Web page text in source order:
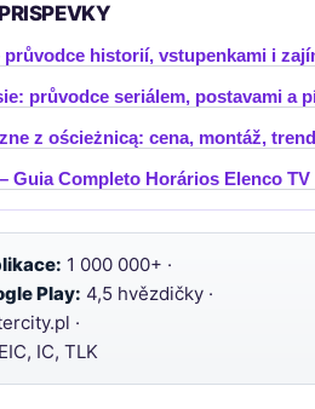
průvodce historií, vstupenkami i
průvodce seriálem, postavami a
z ościeżnicą: cena, montáž,
Guia Completo Horários Elenco TV
1 000 000+ ·
Play: 4,5 hvězdičky ·
·
IC, TLK